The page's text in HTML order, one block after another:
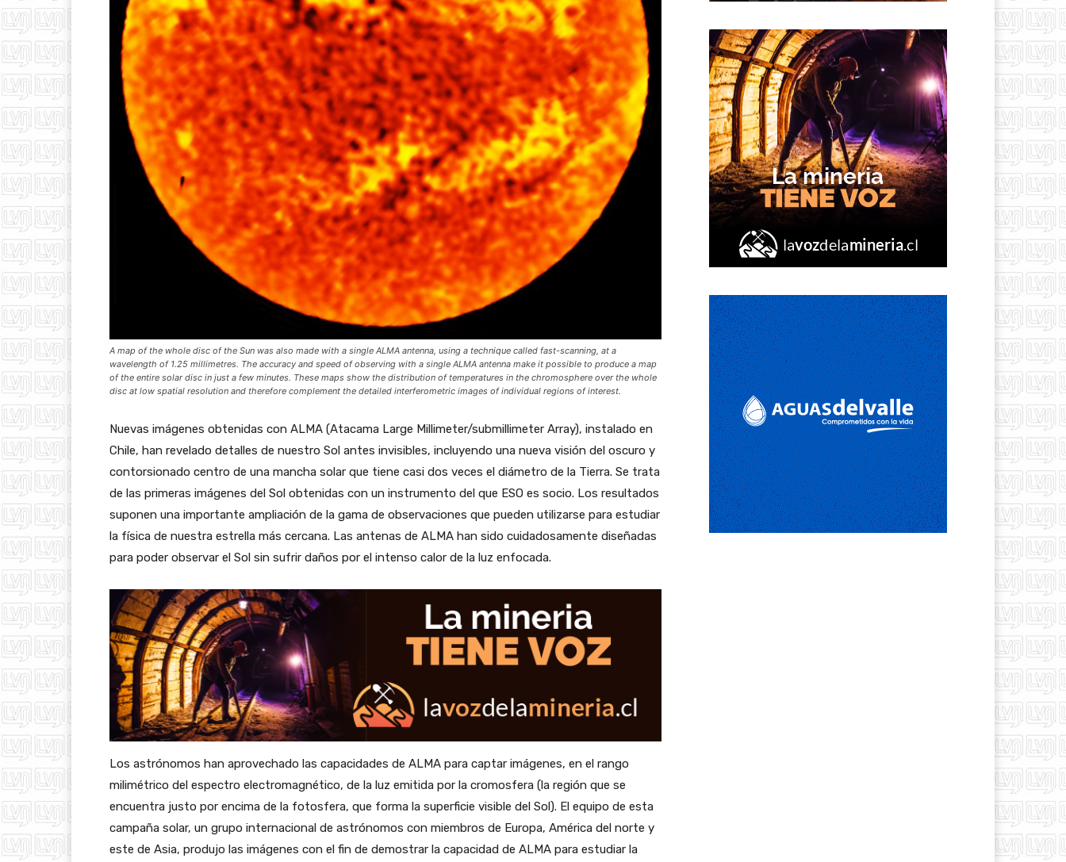
A map of the whole disc of the Sun was also made with a single ALMA antenna, using a technique called fast-scanning, at a
wavelength of 1.25 millimetres. The accuracy and speed of observing with a single ALMA antenna make it possible to produce a map
of the entire solar disc in just a few minutes. These maps show the distribution of temperatures in the chromosphere over the whole
disc at low spatial resolution and therefore complement the detailed interferometric images of individual regions of interest.
Nuevas imágenes obtenidas con ALMA (Atacama Large Millimeter/submillimeter Array), instalado en
Chile, han revelado detalles de nuestro Sol antes invisibles, incluyendo una nueva visión del oscuro y
contorsionado centro de una mancha solar que tiene casi dos veces el diámetro de la Tierra. Se trata
de las primeras imágenes del Sol obtenidas con un instrumento del que ESO es socio. Los resultados
suponen una importante ampliación de la gama de observaciones que pueden utilizarse para estudiar
la física de nuestra estrella más cercana. Las antenas de ALMA han sido cuidadosamente diseñadas
para poder observar el Sol sin sufrir daños por el intenso calor de la luz enfocada.
Los astrónomos han aprovechado las capacidades de ALMA para captar imágenes, en el rango
milimétrico del espectro electromagnético, de la luz emitida por la cromosfera (la región que se
encuentra justo por encima de la fotosfera, que forma la superficie visible del Sol). El equipo de esta
campaña solar, un grupo internacional de astrónomos con miembros de Europa, América del norte y
este de Asia, produjo las imágenes con el fin de demostrar la capacidad de ALMA para estudiar la